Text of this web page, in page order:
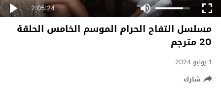
2:05:24
مسلسل التفاح الحرام الموسم الخامس الحلقة
20 مترجم
1 يوليو 2024
شارك